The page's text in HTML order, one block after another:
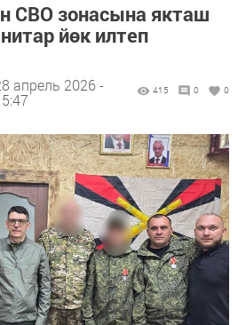
СВО зонасына якташ
йөк илтеп
апрель 2026 -
415 0 0